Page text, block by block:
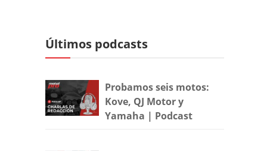
Últimos podcasts
Probamos seis motos:
Kove, QJ Motor y
Yamaha | Podcast